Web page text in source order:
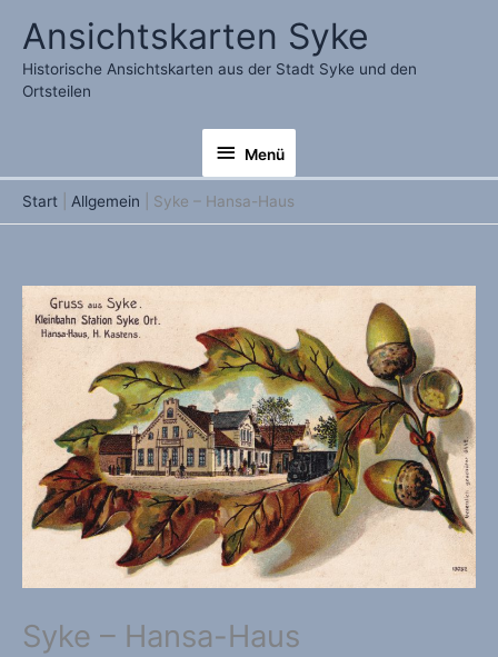
Inhalt
springen
Ansichtskarten Syke
Historische Ansichtskarten aus der Stadt Syke und den
Ortsteilen
Menü
Menü
Start Allgemein Syke – Hansa-Haus
Syke – Hansa-Haus